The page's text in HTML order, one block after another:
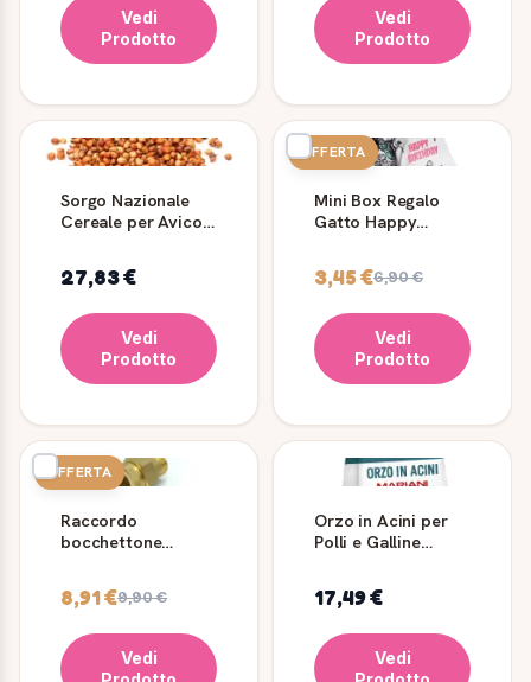
Vedi
Prodotto
Vedi
Prodotto
Sorgo Nazionale
Cereale per Avicoli
27,83 €
Vedi
Prodotto
OFFERTA
Mini Box Regalo
Gatto Happy
e Giochino
3,45 €6,90 €
Vedi
Prodotto
OFFERTA
Raccordo
bocchettone
abbeveratoio
05BTN
8,91 €9,90 €
Vedi
Orzo in Acini per
Polli e Galline
17,49 €
Vedi